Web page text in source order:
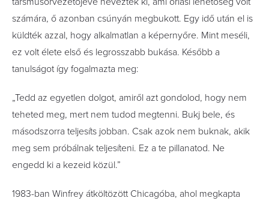
számára, ő azonban csúnyán megbukott. Egy idő után el is
küldték azzal, hogy alkalmatlan a képernyőre. Mint meséli,
ez volt élete első és legrosszabb bukása. Később a
tanulságot így fogalmazta meg:
„Tedd az egyetlen dolgot, amiről azt gondolod, hogy nem
teheted meg, mert nem tudod megtenni. Bukj bele, és
másodszorra teljesíts jobban. Csak azok nem buknak, akik
meg sem próbálnak teljesíteni. Ez a te pillanatod. Ne
engedd ki a kezeid közül.”
1983-ban Winfrey átköltözött Chicagóba, ahol megkapta